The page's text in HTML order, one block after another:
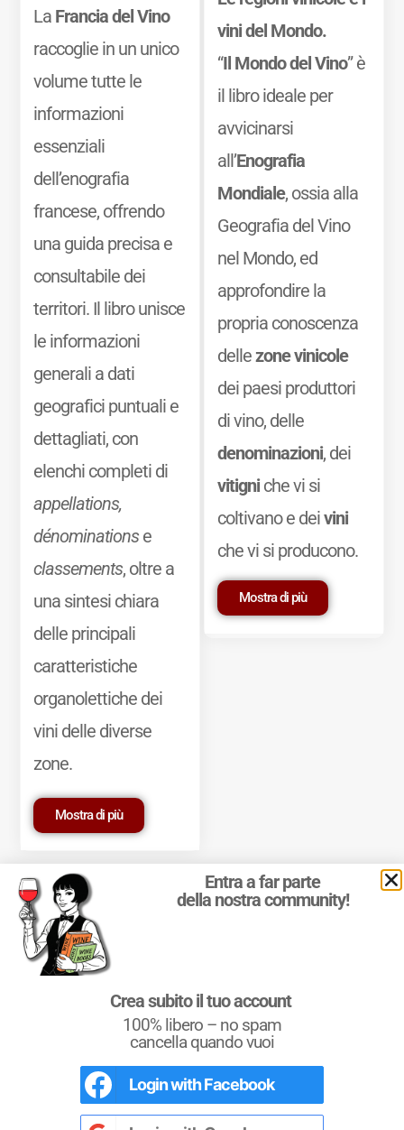
La Francia del Vino
raccoglie in un unico
volume tutte le
informazioni
essenziali
dell’enografia
francese, offrendo
una guida precisa e
consultabile dei
territori. Il libro unisce
le informazioni
generali a dati
geografici puntuali e
dettagliati, con
elenchi completi di
appellations,
dénominationse
classements, oltre a
una sintesi chiara
delle principali
caratteristiche
organolettiche dei
vini delle diverse
zone.
Mostra di più
vini del Mondo.
“Il Mondo del Vino” è
il libro ideale per
avvicinarsi
all’Enografia
Mondiale, ossia alla
Geografia del Vino
nel Mondo, ed
approfondire la
propria conoscenza
dellezone vinicole
dei paesi produttori
di vino, delle
denominazioni, dei
vitigniche vi si
coltivano e deivini
che vi si producono.
Mostra di più
Marchio Reg. | P.IVA 03921390245
Condizioni d'uso|Privacy Policy|Cookie Policy
cookie
L'Italia del Vino
Nel libro leRegioni del Vino d’Italiacon
Entra a far parte
della nostra community!
Crea subito il tuo account
100% libero – no spam
cancella quando vuoi
Login withFacebook